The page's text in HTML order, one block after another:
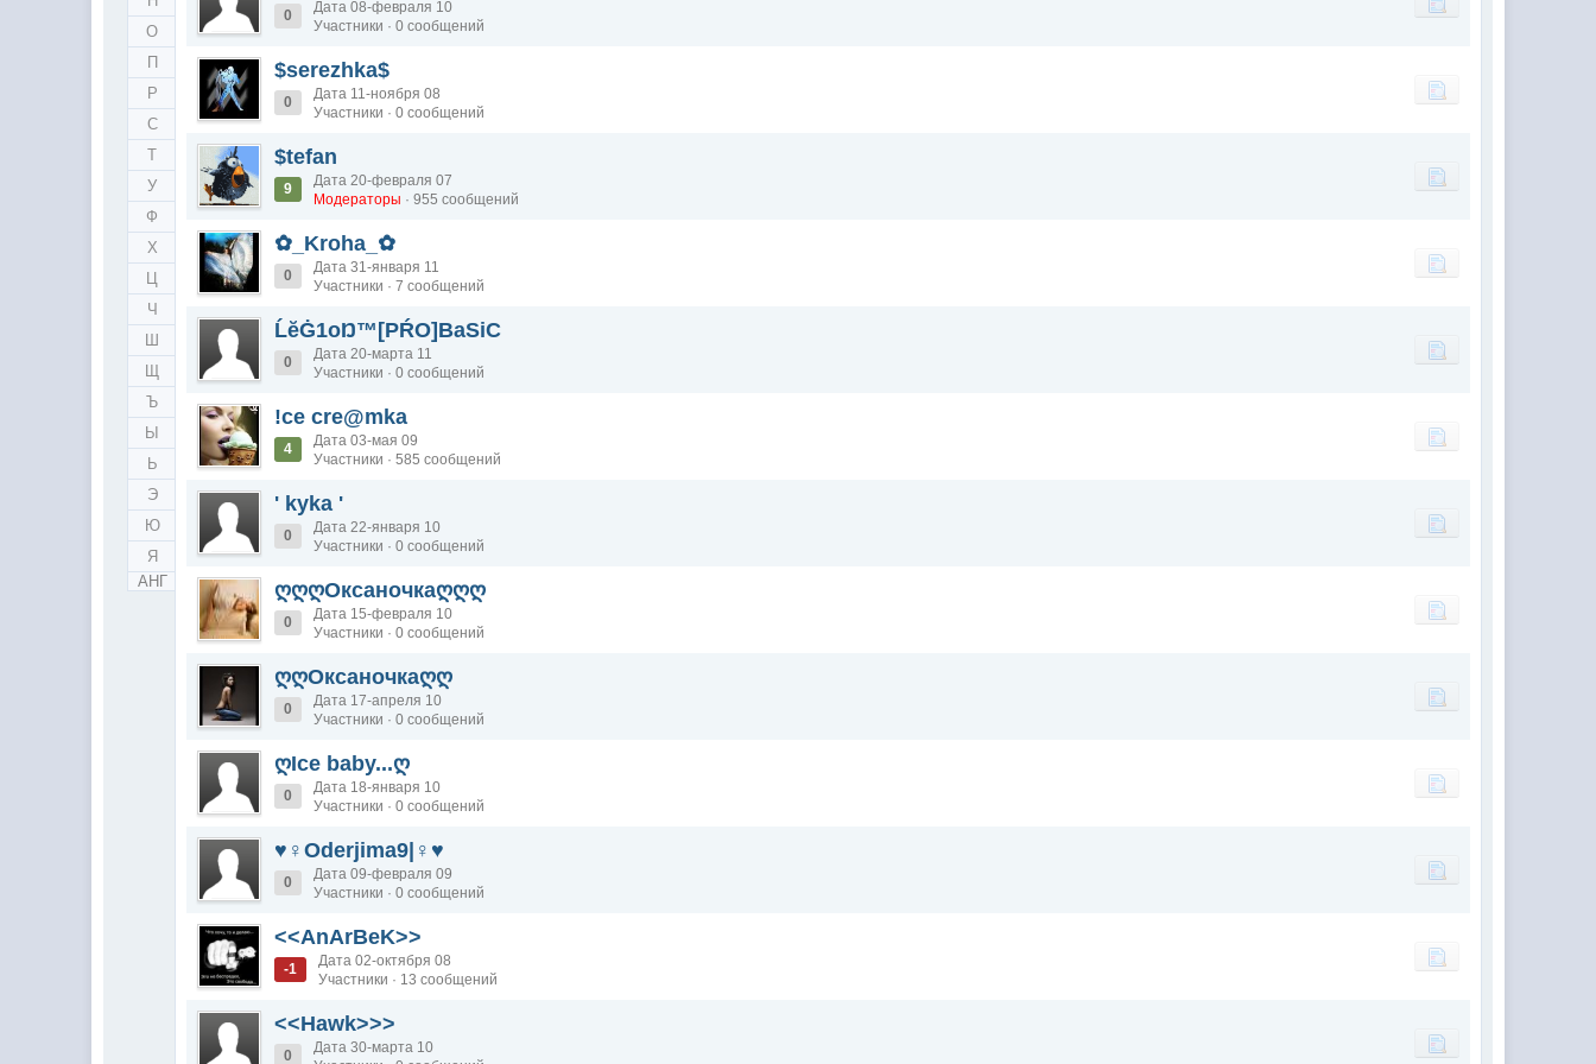
P
Q
R
S
T
U
V
W
Y
РУС
О
П
Р
С
Т
У
Ф
Х
Ч
Ъ
Ы
Ь
Э
Ю
Я
АНГ
0
Дата 08-февраля 10
Участники · 0 сообщений
$serezhka$
0
Дата 11-ноября 08
Участники · 0 сообщений
$tefan
9
Дата 20-февраля 07
Модераторы · 955 сообщений
✿_Kroha_✿
0
Дата 31-января 11
Участники · 7 сообщений
ĹĕĠ1oŊ™[PŔO]BaSiC
0
Дата 20-марта 11
Участники · 0 сообщений
!ce cre@mka
4
Дата 03-мая 09
Участники · 585 сообщений
' kyka '
0
Дата 22-января 10
Участники · 0 сообщений
ღღღОксаночкаღღღ
0
Дата 15-февраля 10
Участники · 0 сообщений
ღღОксаночкаღღ
0
Дата 17-апреля 10
Участники · 0 сообщений
ღIce baby...ღ
0
Дата 18-января 10
Участники · 0 сообщений
♥♀Oderjima9|♀♥
0
Дата 09-февраля 09
Участники · 0 сообщений
<<AnArBeK>>
-1
Дата 02-октября 08
Участники · 13 сообщений
<<Hawk>>>
0
Дата 30-марта 10